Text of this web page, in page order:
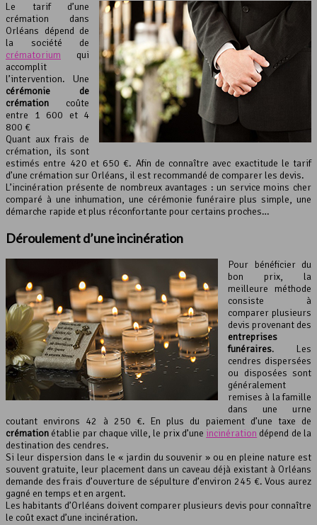
Le tarif d’une
crémation dans
Orléans dépend de
la société de
crématorium qui
accomplit
l’intervention. Une
cérémonie de
crémation coûte
entre 1 600 et 4
800 €
Quant aux frais de
crémation, ils sont
estimés entre 420 et 650 €. Afin de connaître avec exactitude le tarif
d’une crémation sur Orléans, il est recommandé de comparer les devis.
L’incinération présente de nombreux avantages : un service moins cher
comparé à une inhumation, une cérémonie funéraire plus simple, une
démarche rapide et plus réconfortante pour certains proches…
Déroulement d’une incinération
Pour bénéficier du
bon prix, la
meilleure méthode
consiste à
comparer plusieurs
devis provenant des
entreprises
funéraires. Les
cendres dispersées
ou disposées sont
généralement
remises à la famille
dans une urne
coutant environs 42 à 250 €. En plus du paiement d’une taxe de
crémation établie par chaque ville, le prix d’une incinération dépend de la
destination des cendres.
Si leur dispersion dans le « jardin du souvenir » ou en pleine nature est
souvent gratuite, leur placement dans un caveau déjà existant à Orléans
demande des frais d’ouverture de sépulture d’environ 245 €. Vous aurez
gagné en temps et en argent.
Les habitants d’Orléans doivent comparer plusieurs devis pour connaître
le coût exact d’une incinération.